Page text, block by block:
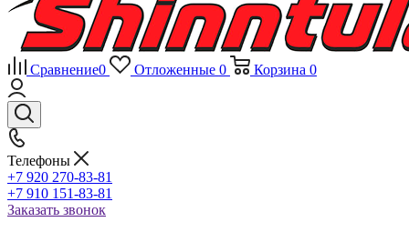
Сравнение0 Отложенные 0 Корзина 0
Телефоны
+7 920 270-83-81
+7 910 151-83-81
Заказать звонок